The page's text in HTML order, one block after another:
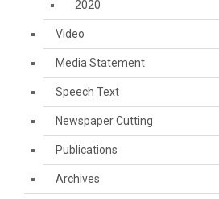
2020
Video
Media Statement
Speech Text
Newspaper Cutting
Publications
Archives